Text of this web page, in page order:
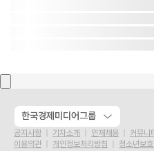
한국경제미디어그룹
공지사항 기자소개 인재채용
커뮤니
이용약관
개인정보처리방침 청소년보